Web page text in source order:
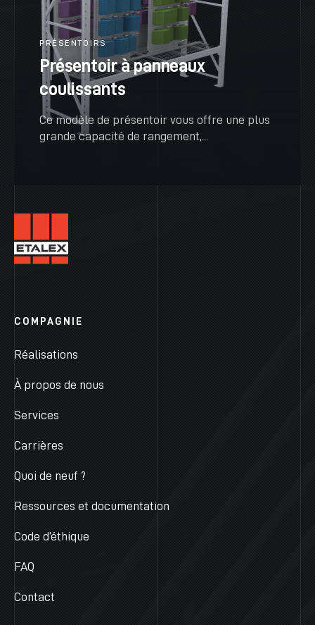
PRÉSENTOIRS
Présentoir à panneaux
coulissants
Ce modèle de présentoir vous offre une plus
grande capacité de rangement,...
COMPAGNIE
Réalisations
À propos de nous
Services
Carrières
Quoi de neuf ?
Ressources et documentation
Code d’éthique
FAQ
Contact